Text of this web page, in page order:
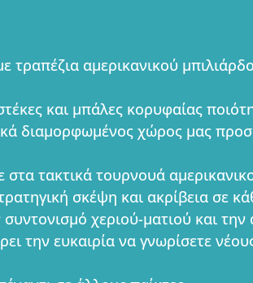
τραπέζια αμερικανικού
και μπάλες κορυφαίας
διαμορφωμένος χώρος μας
στα τακτικά τουρνουά
σκέψη και ακρίβεια σε
συντονισμό χεριού-ματιού και
την ευκαιρία να γνωρίσετε